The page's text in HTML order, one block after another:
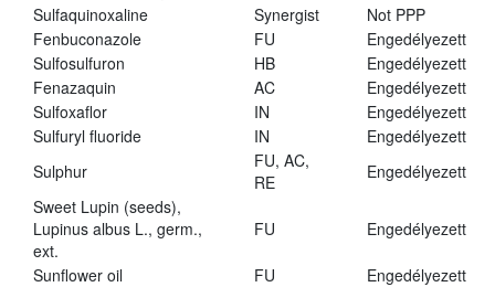
Sulfaquinoxaline
Synergist
Not PPP
Fenbuconazole
FU
Engedélyezett
Sulfosulfuron
HB
Engedélyezett
Fenazaquin
AC
Engedélyezett
Sulfoxaflor
IN
Engedélyezett
Sulfuryl fluoride
IN
Engedélyezett
Sulphur
FU, AC,
RE
Engedélyezett
Sweet Lupin (seeds),
Lupinus albus L., germ.,
ext.
FU Engedélyezett
Sunflower oil FU
Engedélyezett